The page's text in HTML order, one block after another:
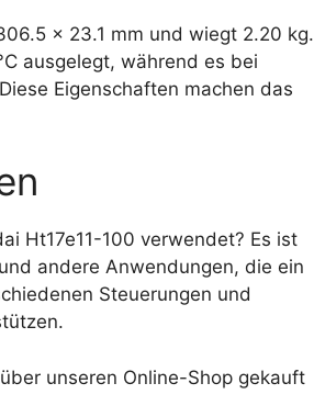
x 23.1 mm und wiegt 2.20 kg.
ausgelegt, während es bei
Eigenschaften machen das
Ht17e11-100 verwendet? Es ist
andere Anwendungen, die ein
Steuerungen und
unseren Online-Shop gekauft